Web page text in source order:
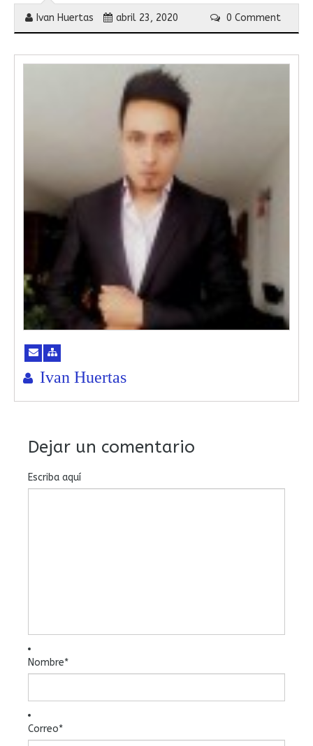
Ivan Huertas abril 23, 2020 0 Comment
Ivan Huertas
Dejar un comentario
Escriba aquí
Nombre*
Correo*